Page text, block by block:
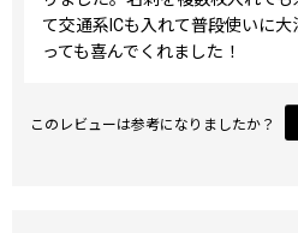
て交通系ICも入れて普段使いに
っても喜んでくれました！
このレビューは参考になりましたか？